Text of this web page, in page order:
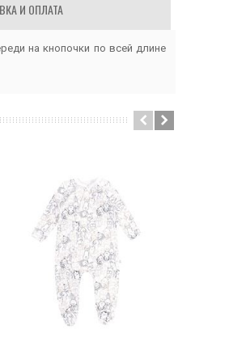
И ОПЛАТА
на кнопочки по всей длине